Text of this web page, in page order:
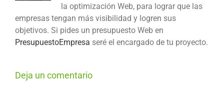
la optimización Web, para lograr que las
empresas tengan más visibilidad y logren sus
objetivos. Si pides un presupuesto Web en
PresupuestoEmpresa seré el encargado de tu proyecto.
Deja un comentario